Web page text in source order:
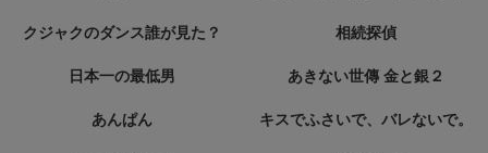
クジャクのダンス誰が見た？ 相続探偵
日本一の最低男 あきない世傳 金と銀２
あんぱん キスでふさいで、バレないで。